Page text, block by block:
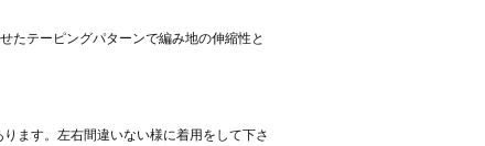
たテーピングパターンで編み地の伸縮性と
ます。左右間違いない様に着用をして下さ